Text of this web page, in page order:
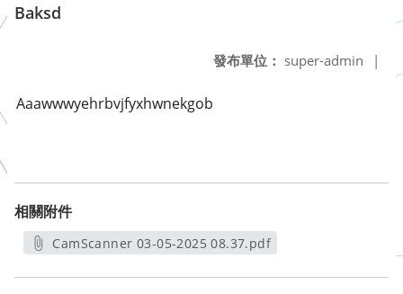
Baksd
發布單位： super-admin |
Aaawwwyehrbvjfyxhwnekgob
相關附件
CamScanner 03-05-2025 08.37.pdf